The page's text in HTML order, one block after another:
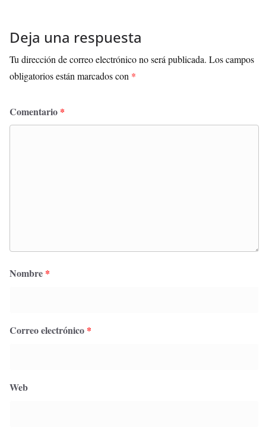
Deja una respuesta
Tu dirección de correo electrónico no será publicada. Los campos
obligatorios están marcados con *
Comentario *
Nombre *
Correo electrónico *
Web